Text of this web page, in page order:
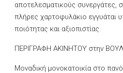
αποτελεσματικούς συνεργάτες,
πλήρες χαρτοφυλάκιο εγγυάται
ποιότητας και αξιοπιστίας.
ΠΕΡΙΓΡΑΦΗ ΑΚΙΝΗΤΟΥ στην
Μοναδική μονοκατοικία στο